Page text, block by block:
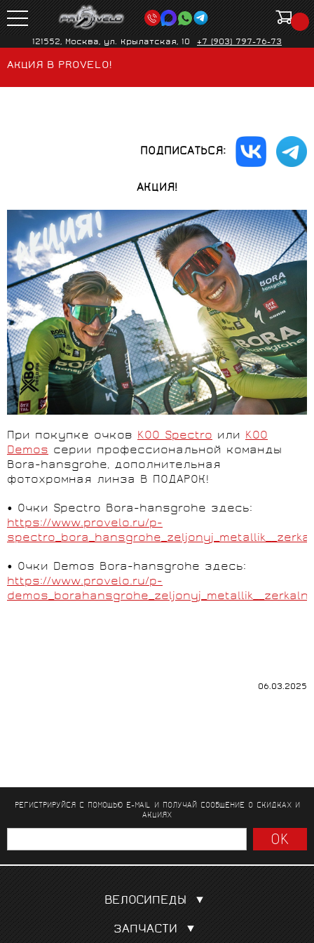
121552, Москва, ул. Крылатская, 10 +7 (903) 797-76-73
АКЦИЯ В PROVELO!
ПОДПИСАТЬСЯ:
АКЦИЯ!
При покупке очков KOO Spectro или KOO
Demos серии профессиональной команды
Bora-hansgrohe, дополнительная
фотохромная линза В ПОДАРОК!
• Очки Spectro Bora-hansgrohe здесь:
https://www.provelo.ru/p-
• Очки Demos Bora-hansgrohe здесь:
https://www.provelo.ru/p-
06.03.2025
РЕГИСТРИРУЙСЯ С ПОМОЩЬЮ E-MAIL И ПОЛУЧАЙ СООБЩЕНИЕО СКИДКАХ И
АКЦИЯХ
ВЕЛОСИПЕДЫ
Шоссейные
Гравел, кроссовые
ЗАПЧАСТИ